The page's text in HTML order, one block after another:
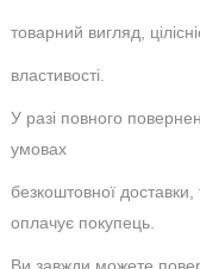
товарний вигляд,
властивості.
У разі повного
умовах
безкоштовної
оплачує покупець.